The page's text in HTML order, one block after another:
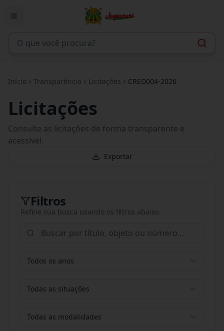
Início Transparência Licitações CRED004-2026
Licitações
Consulte as licitações de forma transparente e
acessível.
Exportar
Filtros
Refine sua busca usando os filtros abaixo
Todos os anos
Todas as situações
Todas as modalidades